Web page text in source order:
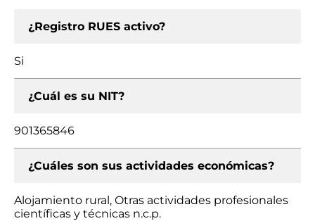
¿Registro RUES activo?
Si
¿Cuál es su NIT?
901365846
¿Cuáles son sus actividades económicas?
Alojamiento rural, Otras actividades profesionales
científicas y técnicas n.c.p.